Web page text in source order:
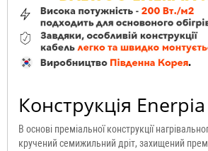
Конструкція
В основі преміальної конструкції
кручений семижильний дріт, захищений